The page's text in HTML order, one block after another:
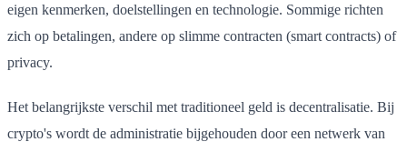
eigen kenmerken, doelstellingen en technologie. Sommige richten
zich op betalingen, andere op slimme contracten (smart contracts) of
privacy.
Het belangrijkste verschil met traditioneel geld is decentralisatie. Bij
crypto's wordt de administratie bijgehouden door een netwerk van